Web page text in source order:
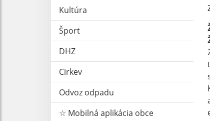
Kultúra
Šport
DHZ
Cirkev
Odvoz odpadu
☆ Mobilná aplikácia obce